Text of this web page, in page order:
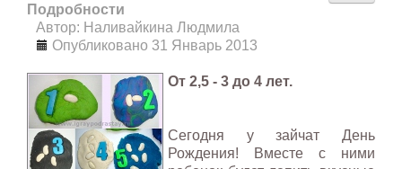
Подробности
Автор: Наливайкина Людмила
Опубликовано 31 Январь 2013
От 2,5 - 3 до 4 лет.
Сегодня у зайчат День
Рождения! Вместе с ними